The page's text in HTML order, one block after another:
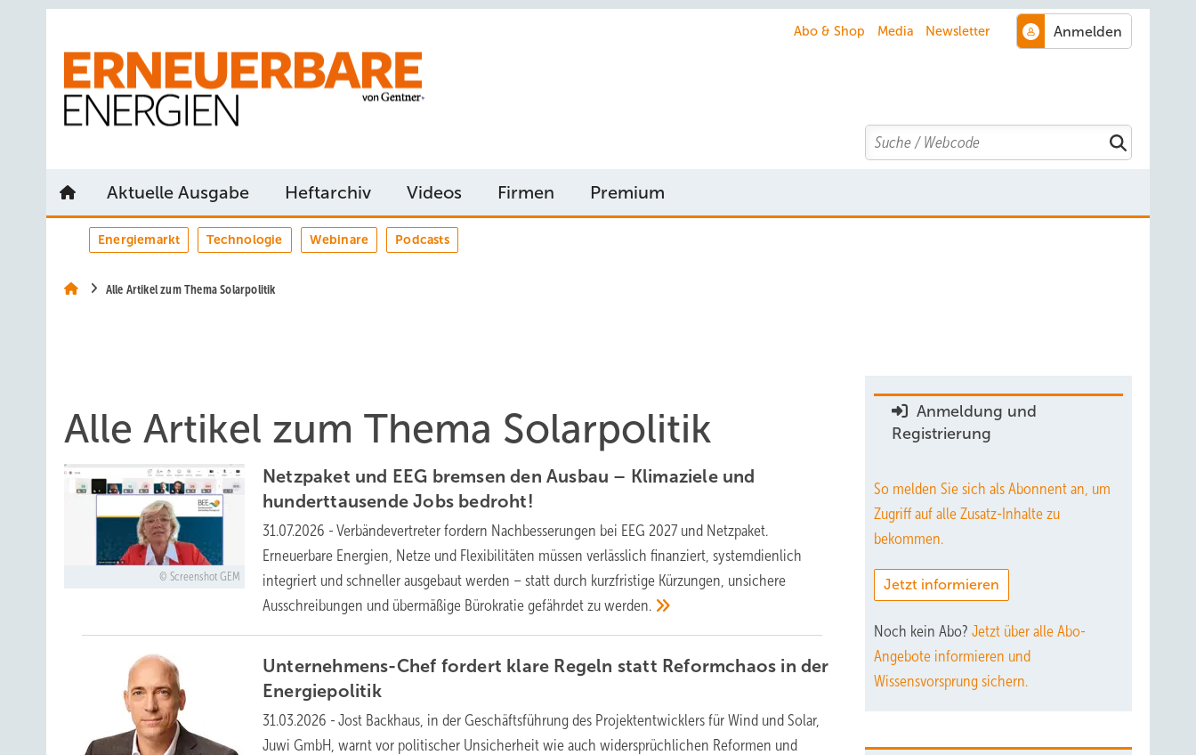
Abo & Shop Media Newsletter
Search
Aktuelle Ausgabe Heftarchiv Videos Firmen Premium
Energiemarkt Technologie Webinare Podcasts
Alle Artikel zum Thema Solarpolitik
Alle Artikel zum Thema Solarpolitik
Screenshot GEM
Netzpaket und EEG bremsen den Ausbau – Klimaziele und
hunderttausende Jobs bedroht!
31.07.2026 - Verbändevertreter fordern Nachbesserungen bei EEG 2027 und Netzpaket.
Erneuerbare Energien, Netze und Flexibilitäten müssen verlässlich finanziert, systemdienlich
integriert und schneller ausgebaut werden – statt durch kurzfristige Kürzungen, unsichere
Ausschreibungen und übermäßige Bürokratie gefährdet zuwerden.
Unternehmens-Chef fordert klare Regeln statt Reformchaos in der
Energiepolitik
31.03.2026 - Jost Backhaus, in der Geschäftsführung des Projektentwicklers für Wind und Solar,
Juwi GmbH, warnt vor politischer Unsicherheit wie auch widersprüchlichen Reformen und
Anmeldung und
Registrierung
So melden Sie sich als Abonnent an, um
Zugriff auf alle Zusatz-Inhalte zu
bekommen.
Jetzt informieren
Noch kein Abo? Jetzt über alle Abo-
Angebote informieren und
Wissensvorsprung sichern.